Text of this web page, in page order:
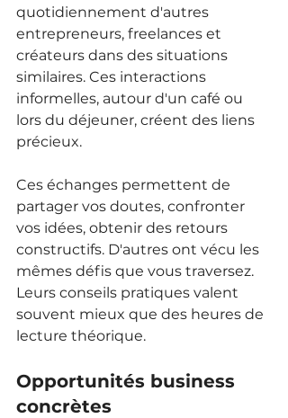
quotidiennement d'autres
entrepreneurs, freelances et
créateurs dans des situations
similaires. Ces interactions
informelles, autour d'un café ou
lors du déjeuner, créent des liens
précieux.
Ces échanges permettent de
partager vos doutes, confronter
vos idées, obtenir des retours
constructifs. D'autres ont vécu les
mêmes défis que vous traversez.
Leurs conseils pratiques valent
souvent mieux que des heures de
lecture théorique.
Opportunités business
concrètes